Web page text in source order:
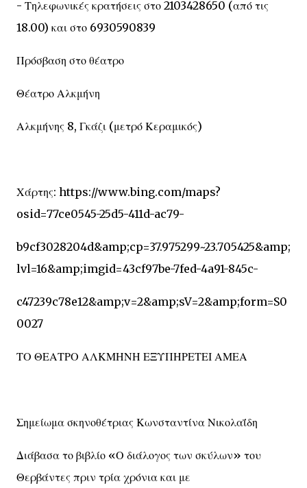
- Τηλεφωνικές κρατήσεις στο 2103428650 (από τις
18.00) και στο 6930590839
Πρόσβαση στο θέατρο
Θέατρο Αλκμήνη
Αλκμήνης 8, Γκάζι (μετρό Κεραμικός)
Χάρτης: https://www.bing.com/maps?
osid=77ce0545-25d5-411d-ac79-
b9cf3028204d&amp;cp=37.975299~23.705425&amp;
lvl=16&amp;imgid=43cf97be-7fed-4a91-845c-
c47239c78e12&amp;v=2&amp;sV=2&amp;form=S0
0027
ΤΟ ΘΕΑΤΡΟ ΑΛΚΜΗΝΗ ΕΞΥΠΗΡΕΤΕΙ ΑΜΕΑ
Σημείωμα σκηνοθέτριας Κωνσταντίνα Νικολαΐδη
Διάβασα το βιβλίο «Ο διάλογος των σκύλων» του
Θερβάντες πριν τρία χρόνια και με